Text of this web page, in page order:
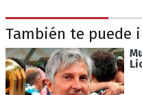
También te puede